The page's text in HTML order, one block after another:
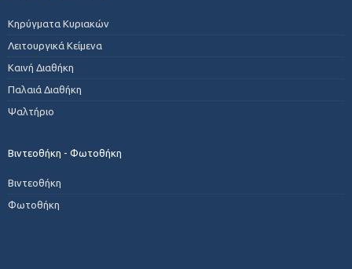
Κηρύγματα Κυριακών
Λειτουργικά Κείμενα
Καινή Διαθήκη
Παλαιά Διαθήκη
Ψαλτήριο
Βιντεοθήκη - Φωτοθήκη
Βιντεοθήκη
Φωτοθήκη